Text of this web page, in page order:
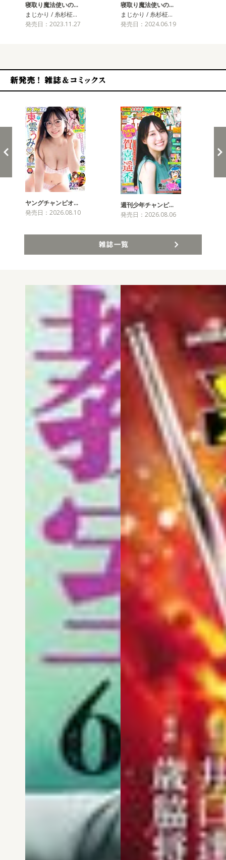
寝取り魔法使いの…
まじかり / 糸杉柾…
発売日：2023.11.27
寝取り魔法使いの…
まじかり / 糸杉柾…
発売日：2024.06.19
ヤングチャンピオ…
発売日：2026.08.10
週刊少年チャンピ…
発売日：2026.08.06